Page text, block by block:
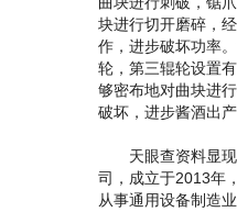
块进行切开磨碎，
作，进步破坏功率
轮，第三辊轮设置
够密布地对曲块进
破坏，进步酱酒出
天眼查资料显现
司，成立于2013年
从事通用设备制造